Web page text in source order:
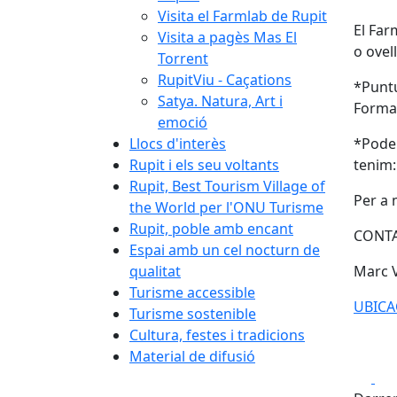
Visita el Farmlab de Rupit
Visita a pagès Mas El
Torrent
RupitViu - Caçations
Satya. Natura, Art i
emoció
Llocs d'interès
Rupit i els seu voltants
Rupit, Best Tourism Village of
the World per l'ONU Turisme
Rupit, poble amb encant
Espai amb un cel nocturn de
qualitat
Turisme accessible
Turisme sostenible
Cultura, festes i tradicions
Material de difusió
El
o
Per a
Marc